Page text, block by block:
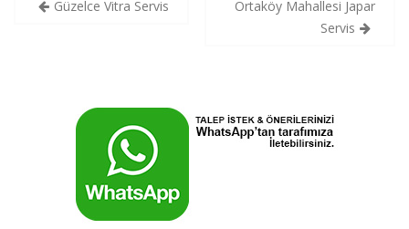
Güzelce Vitra Servis
Ortaköy Mahallesi Japar
Servis